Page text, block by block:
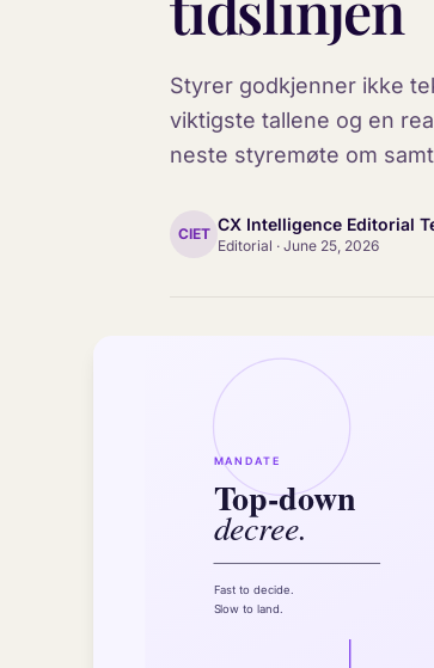
Styrer godkjenner ikke
viktigste tallene og en
neste styremøte om
CIET CX Intelligence Editorial
Editorial · June 25, 2026